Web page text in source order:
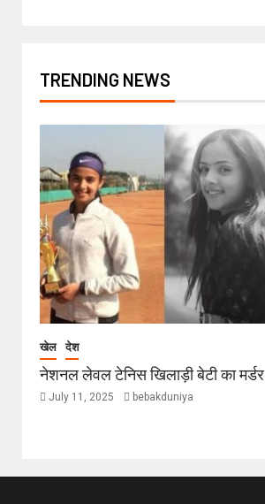
TRENDING NEWS
खेल देश
नेशनल लेवल टेनिस खिलाड़ी बेटी का मर्डर
July 11, 2025 bebakduniya